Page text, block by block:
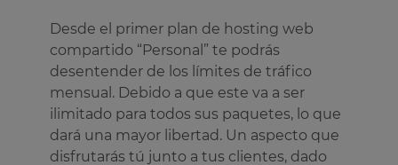
Desde el primer plan de hosting web
compartido “Personal” te podrás
desentender de los límites de tráfico
mensual. Debido a que este va a ser
ilimitado para todos sus paquetes, lo que
dará una mayor libertad. Un aspecto que
disfrutarás tú junto a tus clientes, dado